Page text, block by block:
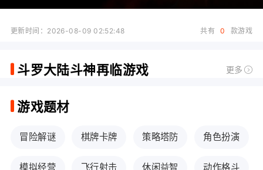
更新时间：2026-08-09 02:52:48 共有 0 款游戏
斗罗大陆斗神再临游戏 更多
游戏题材
冒险解谜 棋牌卡牌 策略塔防 角色扮演
模拟经营 飞行射击 休闲益智 动作格斗